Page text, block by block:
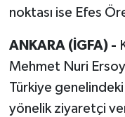
noktası ise Efes
ANKARA (İGFA) -
Mehmet Nuri
Türkiye
yönelik ziyaretçi